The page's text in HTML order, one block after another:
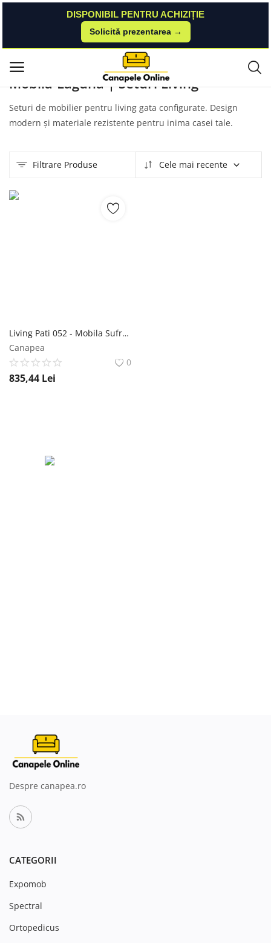
DISPONIBIL PENTRU ACHIZIȚIE
Solicită prezentarea →
Meniu principal
Listă de dorințe
Contact
Seturi Living
Mobila-Laguna | Seturi Living
Seturi de mobilier pentru living gata configurate. Design
modern și materiale rezistente pentru inima casei tale.
Filtrare Produse Cele mai recente
Living Pati 052 - Mobila Sufragerie Stejar Mobila Laguna
Canapea
0
835,44 Lei
Despre canapea.ro
CATEGORII
Expomob
Spectral
Ortopedicus